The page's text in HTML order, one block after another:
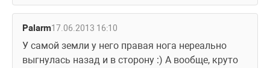
Palarm17.06.2013 16:10
У самой земли у него правая нога нереально
выгнулась назад и в сторону :) А вообще, круто